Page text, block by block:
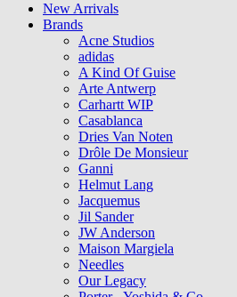
New Arrivals
Brands
Acne Studios
adidas
A Kind Of Guise
Arte Antwerp
Carhartt WIP
Casablanca
Dries Van Noten
Drôle De Monsieur
Ganni
Helmut Lang
Jacquemus
Jil Sander
JW Anderson
Maison Margiela
Needles
Our Legacy